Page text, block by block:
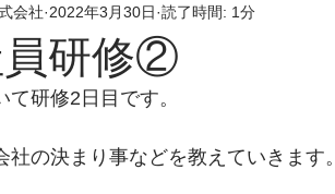
員研修②
会社 2022年3月30日 読了時間: 1分
て研修2日目です。
社の決まり事などを教えていきます。